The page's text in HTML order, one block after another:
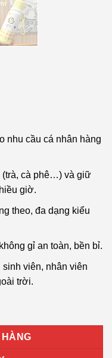
nhu cầu cá nhân hàng
(trà, cà phê…) và giữ
giờ.
theo, đa dạng kiểu
gỉ an toàn, bền bỉ.
viên, nhân viên
trời.